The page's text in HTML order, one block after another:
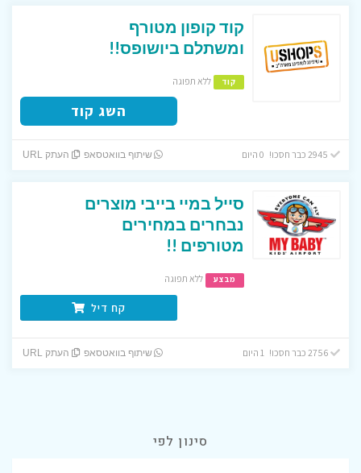
קוד קופון מטורף
ומשתלם ביושופס!!
קוד ללא תפוגה
השג קוד
שיתוף בוואטסאפ העתק URL
סייל במיי בייבי מוצרים
נבחרים במחירים
מטורפים !!
מבצע ללא תפוגה
קח דיל
2756 כבר חסכו! 1 היום שיתוף בוואטסאפ העתק URL
סינון לפי